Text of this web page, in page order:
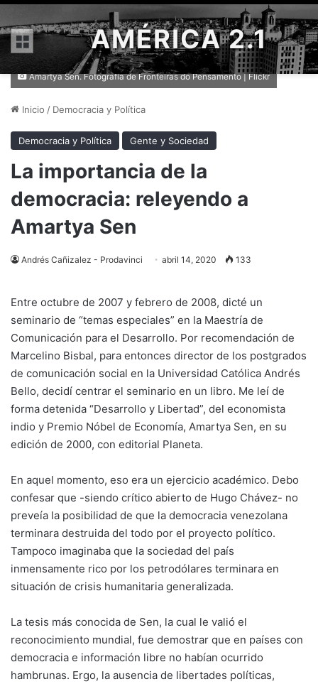
Menú AMÉRICA 2.1
Amartya Sen. Fotografía de Fronteiras do Pensamento | Flickr
Inicio / Democracia y Política
Democracia y Política Gente y Sociedad
La importancia de la
democracia: releyendo a
Amartya Sen
Andrés Cañizalez - Prodavinci abril 14, 2020 133
Entre octubre de 2007 y febrero de 2008, dicté un
seminario de “temas especiales” en la Maestría de
Comunicación para el Desarrollo. Por recomendación de
Marcelino Bisbal, para entonces director de los postgrados
de comunicación social en la Universidad Católica Andrés
Bello, decidí centrar el seminario en un libro. Me leí de
forma detenida “Desarrollo y Libertad”, del economista
indio y Premio Nóbel de Economía, Amartya Sen, en su
edición de 2000, con editorial Planeta.
En aquel momento, eso era un ejercicio académico. Debo
confesar que -siendo crítico abierto de Hugo Chávez- no
preveía la posibilidad de que la democracia venezolana
terminara destruida del todo por el proyecto político.
Tampoco imaginaba que la sociedad del país
inmensamente rico por los petrodólares terminara en
situación de crisis humanitaria generalizada.
La tesis más conocida de Sen, la cual le valió el
reconocimiento mundial, fue demostrar que en países con
democracia e información libre no habían ocurrido
hambrunas. Ergo, la ausencia de libertades políticas,